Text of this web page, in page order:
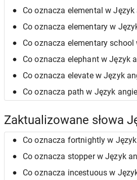
Co oznacza elemental w Język
Co oznacza elementary w
Co oznacza elementary
Co oznacza elephant w Język
Co oznacza elevate w Język
Co oznacza path w Język
Zaktualizowane słowa
Co oznacza fortnightly w
Co oznacza stopper w Język
Co oznacza incestuous w